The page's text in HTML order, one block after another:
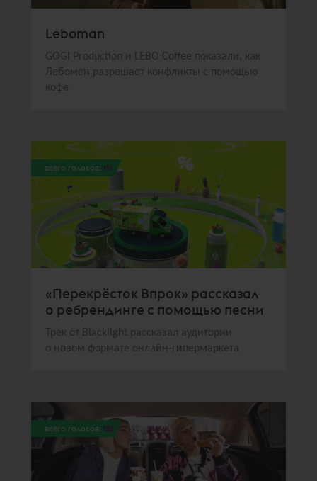
Leboman
GOGI Production и LEBO Coffee показали, как
Лебомен разрешает конфликты с помощью
кофе
всего голосов: 131
«Перекрёсток Впрок» рассказал
о ребрендинге с помощью песни
Трек от Blacklight рассказал аудитории
о новом формате онлайн-гипермаркета
всего голосов: 122